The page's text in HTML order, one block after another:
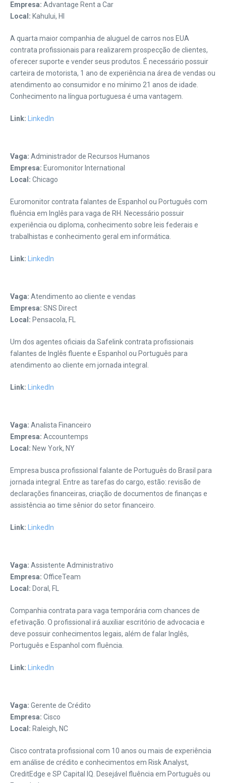
Empresa: Advantage Rent a Car
Local: Kahului, HI
A quarta maior companhia de aluguel de carros nos EUA
contrata profissionais para realizarem prospecção de clientes,
oferecer suporte e vender seus produtos. É necessário possuir
carteira de motorista, 1 ano de experiência na área de vendas ou
atendimento ao consumidor e no mínimo 21 anos de idade.
Conhecimento na língua portuguesa é uma vantagem.
Link: LinkedIn
Vaga: Administrador de Recursos Humanos
Empresa: Euromonitor International
Local: Chicago
Euromonitor contrata falantes de Espanhol ou Português com
fluência em Inglês para vaga de RH. Necessário possuir
experiência ou diploma, conhecimento sobre leis federais e
trabalhistas e conhecimento geral em informática.
Link: LinkedIn
Vaga: Atendimento ao cliente e vendas
Empresa: SNS Direct
Local: Pensacola, FL
Um dos agentes oficiais da Safelink contrata profissionais
falantes de Inglês fluente e Espanhol ou Português para
atendimento ao cliente em jornada integral.
Link: LinkedIn
Vaga: Analista Financeiro
Empresa: Accountemps
Local: New York, NY
Empresa busca profissional falante de Português do Brasil para
jornada integral. Entre as tarefas do cargo, estão: revisão de
declarações financeiras, criação de documentos de finanças e
assistência ao time sênior do setor financeiro.
Link: LinkedIn
Vaga: Assistente Administrativo
Empresa: OfficeTeam
Local: Doral, FL
Companhia contrata para vaga temporária com chances de
efetivação. O profissional irá auxiliar escritório de advocacia e
deve possuir conhecimentos legais, além de falar Inglês,
Português e Espanhol com fluência.
Link: LinkedIn
Vaga: Gerente de Crédito
Empresa: Cisco
Local: Raleigh, NC
Cisco contrata profissional com 10 anos ou mais de experiência
em análise de crédito e conhecimentos em Risk Analyst,
CreditEdge e SP Capital IQ. Desejável fluência em Português ou